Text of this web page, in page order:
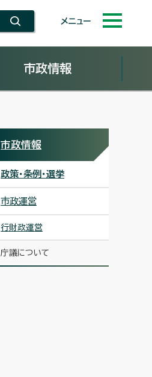
メニュー
市政情報
市政情報
政策・条例・選挙
市政運営
行財政運営
庁議について